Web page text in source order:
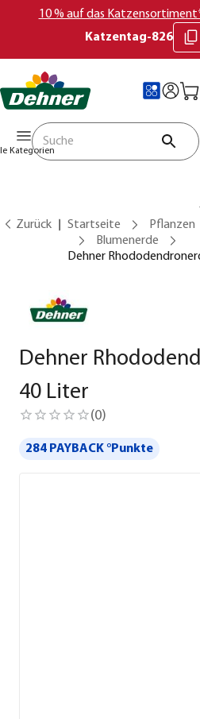
10 % auf das
Katzentag-826
Kategorien
Zurück Startseite Pflanzen
Blumenerde
Dehner
Dehner
40 Liter
(0)
284 PAYBACK °Punkte